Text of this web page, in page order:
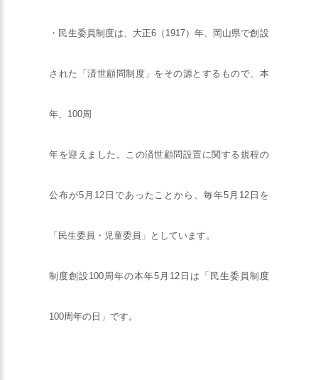
・民生委員制度は、大正6（1917）年、岡山県で創設
された「済世顧問制度」をその源とするもので、本
年、100周
年を迎えました。この済世顧問設置に関する規程の
公布が5月12日であったことから、毎年5月12日を
「民生委員・児童委員」としています。
制度創設100周年の本年5月12日は「民生委員制度
100周年の日」です。